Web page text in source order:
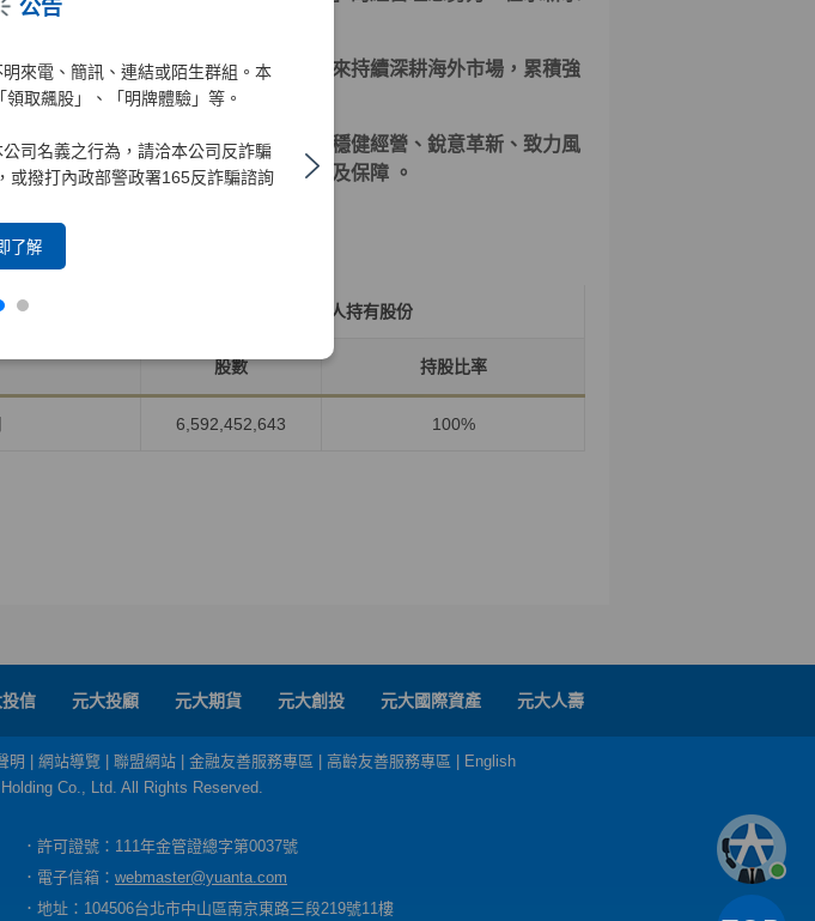
公告
來電、簡訊、連結或陌生群組。本
取飆股」、「明牌體驗」等。
司名義之行為，請洽本公司反詐騙
或撥打內政部警政署165反詐騙諮詢
了解
成為台灣證券業的翹楚。
活、全球投資」的理念，元大證券多年來持續深耕海外市場，累積強
務，以期成為大中華區指標性券商。
爾後仍將持續以落實客戶權益為職志，穩健經營、銳意革新、致力風
全之服務，並為客戶帶來更大的利潤及保障 。
持股比例占前十名之股東資料
資料時間:115年4月30日
本人持有股份
股數 持股比率
6,592,452,643 100%
信 元大投顧 元大期貨 元大創投 元大國際資產 元大人壽
明 網站導覽 聯盟網站 金融友善服務專區 高齡友善服務專區
English
Co., Ltd. All Rights Reserved.
．許可證號：111年金管證總字第0037號
．電子信箱： webmaster@yuanta.com
．地址：104506台北市中山區南京東路三段219號11樓